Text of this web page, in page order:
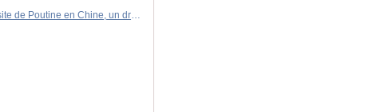
Guerre en Ukraine : "Les Russes ne pouvaient pas ignorer quel navire se trouvait en mer", juste avant la visite de Poutine en Chine, un drone russe touche un cargo chinois près d'Odessa